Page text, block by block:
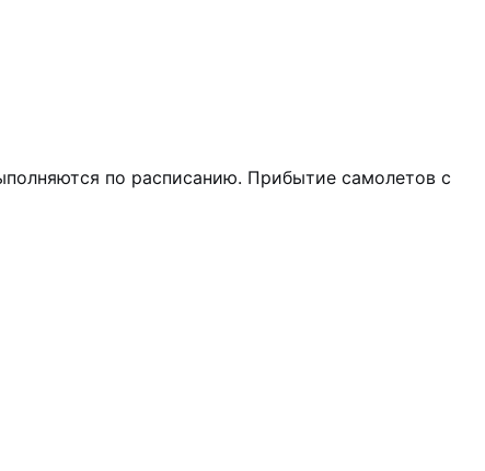
по расписанию. Прибытие самолетов с